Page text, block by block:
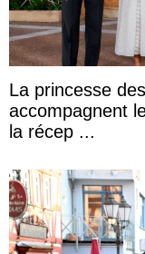
La princesse
accompagnent
la récep ...